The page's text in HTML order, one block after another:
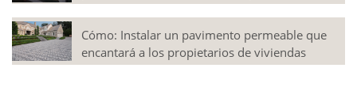
Cómo: Instalar un pavimento permeable que
encantará a los propietarios de viviendas